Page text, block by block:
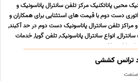
محبی پاناتکنیک مرکز تلفن سانترال پاناسونیک و
دست دوم با قیمت های استثنایی برای همکاران و
مراکز تلفن سانترال پاناسونیک دست دوم در حد آکبند,
انواع سانترال پاناسونیک, تلفن گویا, خدمات
کارت تلف ... ...
ترانس کششی